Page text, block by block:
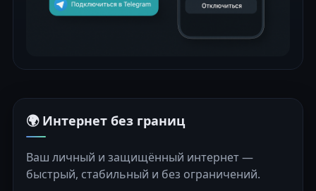
🌍 Интернет без границ
Ваш личный и защищённый интернет —
быстрый, стабильный и без ограничений.